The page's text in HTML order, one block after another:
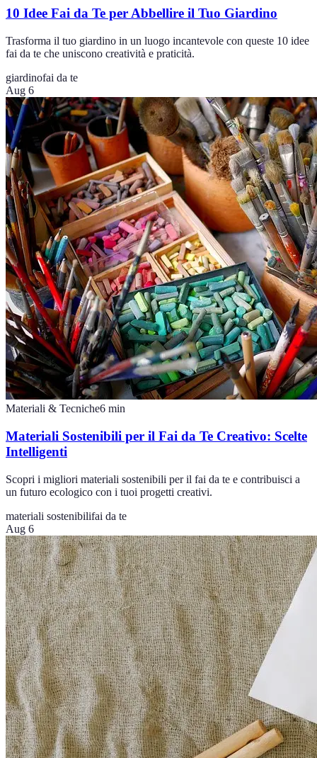
10 Idee Fai da Te per Abbellire il Tuo Giardino
Trasforma il tuo giardino in un luogo incantevole con queste 10 idee
fai da te che uniscono creatività e praticità.
giardinofai da te
Aug 6
Materiali & Tecniche6 min
Materiali Sostenibili per il Fai da Te Creativo: Scelte
Intelligenti
Scopri i migliori materiali sostenibili per il fai da te e contribuisci a
un futuro ecologico con i tuoi progetti creativi.
materiali sostenibilifai da te
Aug 6